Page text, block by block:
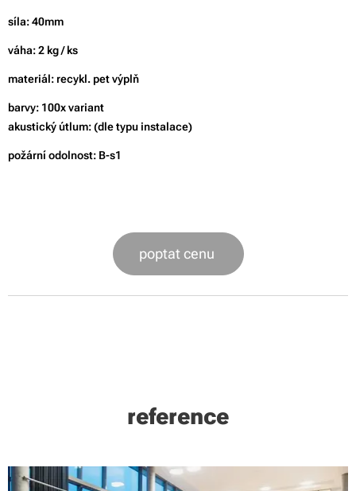
síla: 40mm
váha: 2 kg / ks
materiál: recykl. pet výplň
barvy: 100x variant
akustický útlum: (dle typu instalace)
požární odolnost: B-s1
poptat cenu
reference